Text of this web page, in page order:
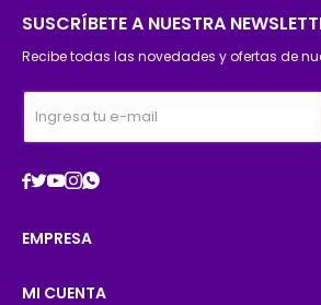
SUSCRÍBETE A NUESTRA
Recibe todas las novedades y ofertas de

EMPRESA
MI CUENTA